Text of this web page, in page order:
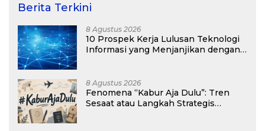
Berita Terkini
8 Agustus 2026
10 Prospek Kerja Lulusan Teknologi
Informasi yang Menjanjikan dengan
8 Agustus 2026
Fenomena “Kabur Aja Dulu”: Tren
Sesaat atau Langkah Strategis